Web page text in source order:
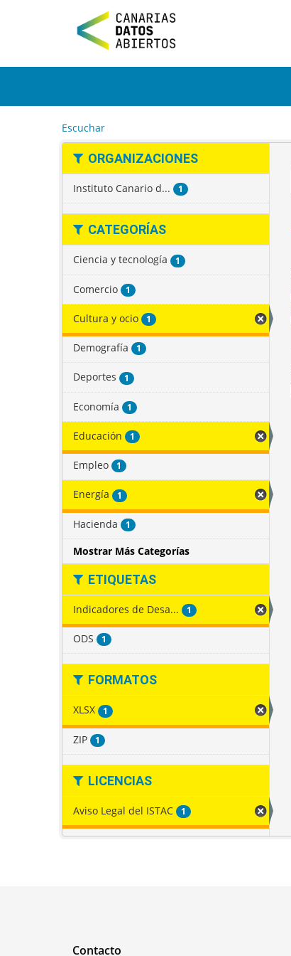
t
Escuchar
ORGANIZACIONES
Instituto Canario d... 1
CATEGORÍAS
Ciencia y tecnología 1
Comercio 1
Cultura y ocio 1
Demografía 1
Deportes 1
Economía 1
Educación 1
Empleo 1
Energía 1
Hacienda 1
Mostrar Más Categorías
ETIQUETAS
Indicadores de Desa... 1
ODS 1
FORMATOS
XLSX 1
ZIP 1
LICENCIAS
Aviso Legal del ISTAC 1
Contacto